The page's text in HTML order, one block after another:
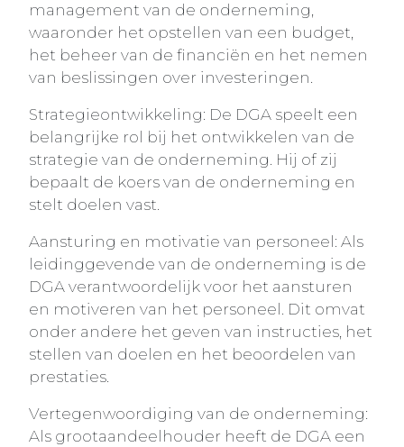
management van de onderneming,
waaronder het opstellen van een budget,
het beheer van de financiën en het nemen
van beslissingen over investeringen.
Strategieontwikkeling: De DGA speelt een
belangrijke rol bij het ontwikkelen van de
strategie van de onderneming. Hij of zij
bepaalt de koers van de onderneming en
stelt doelen vast.
Aansturing en motivatie van personeel: Als
leidinggevende van de onderneming is de
DGA verantwoordelijk voor het aansturen
en motiveren van het personeel. Dit omvat
onder andere het geven van instructies, het
stellen van doelen en het beoordelen van
prestaties.
Vertegenwoordiging van de onderneming:
Als grootaandeelhouder heeft de DGA een